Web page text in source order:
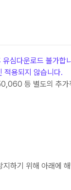
심다운로드 불가합
적용되지 않습니다.
등 별도의 추
하기 위해 아래에